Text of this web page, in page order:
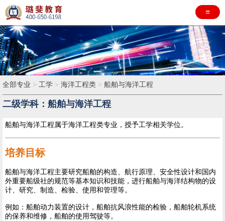
≡
全部专业 > 工学 > 海洋工程类 > 船舶与海洋工程
二级学科：船舶与海洋工程
船舶与海洋工程属于海洋工程类专业，授予工学相关学位。
培养目标
船舶与海洋工程主要研究船舶的构造、航行原理、安全性设计和国内
外重要船级社的规范等基本知识和技能，进行船舶与海洋结构物的设
计、研究、制造、检验、使用和管理等。
例如：船舶动力装置的设计，船舶抗风浪性能的检验，船舶轮机系统
的保养和维修，船舶的使用驾驶等。